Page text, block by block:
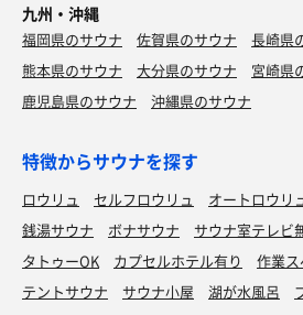
九州・沖縄
福岡県のサウナ 佐賀県のサウナ
長崎県
熊本県のサウナ
大分県のサウナ
宮崎県
鹿児島県のサウナ
沖縄県のサウナ
特徴からサウナを探す
ロウリュ セルフロウリュ オートロウリ
銭湯サウナ
ボナサウナ サウナ室テレビ
タトゥーOK
カプセルホテル有り
作業
テントサウナ
サウナ小屋 湖が水風呂